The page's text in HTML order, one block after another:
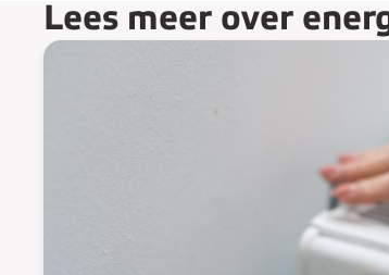
Lees meer over